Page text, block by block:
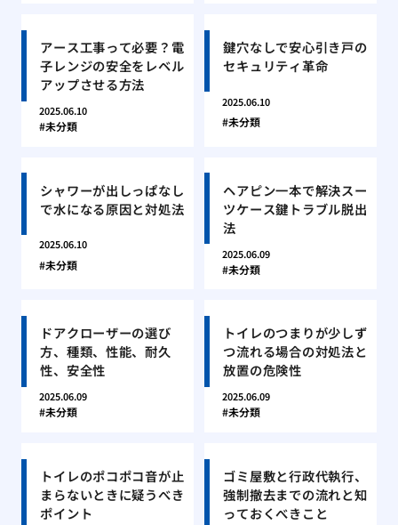
アース工事って必要？電
子レンジの安全をレベル
アップさせる方法
2025.06.10
未分類
鍵穴なしで安心引き戸の
セキュリティ革命
2025.06.10
未分類
シャワーが出しっぱなし
で水になる原因と対処法
2025.06.10
未分類
ヘアピン一本で解決スー
ツケース鍵トラブル脱出
法
2025.06.09
未分類
ドアクローザーの選び
方、種類、性能、耐久
性、安全性
2025.06.09
未分類
トイレのつまりが少しず
つ流れる場合の対処法と
放置の危険性
2025.06.09
未分類
トイレのポコポコ音が止
まらないときに疑うべき
ポイント
ゴミ屋敷と行政代執行、
強制撤去までの流れと知
っておくべきこと